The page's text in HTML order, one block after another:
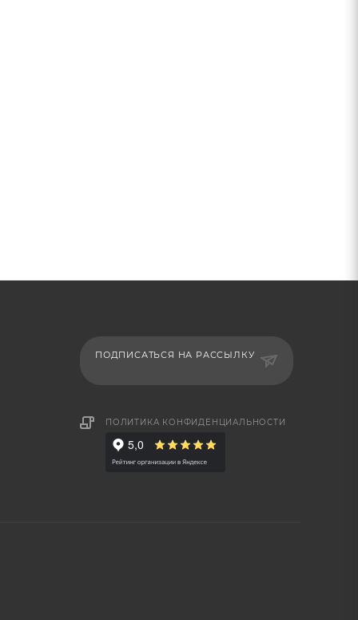
ПОДПИСАТЬСЯ НА РАССЫЛКУ
ПОЛИТИКА КОНФИДЕНЦИАЛЬНОСТИ